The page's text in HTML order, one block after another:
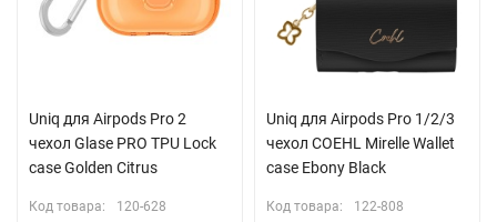
Uniq для Airpods Pro 2
чехол Glase PRO TPU Lock
case Golden Citrus
Код товара: 120-628
Uniq для Airpods Pro 1/2/3
чехол COEHL Mirelle Wallet
case Ebony Black
Код товара: 122-808